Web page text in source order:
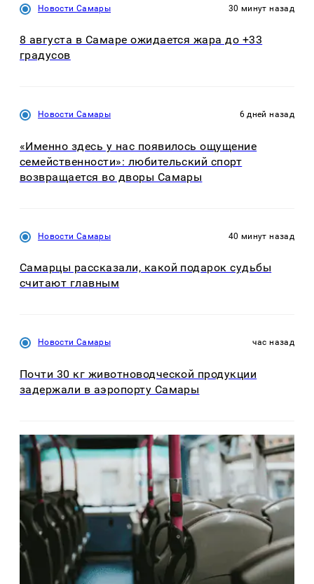
Новости Самары 30 минут назад
8 августа в Самаре ожидается жара до +33
градусов
Новости Самары 6 дней назад
«Именно здесь у нас появилось ощущение
семейственности»: любительский спорт
возвращается во дворы Самары
Новости Самары 40 минут назад
Самарцы рассказали, какой подарок судьбы
считают главным
Новости Самары час назад
Почти 30 кг животноводческой продукции
задержали в аэропорту Самары